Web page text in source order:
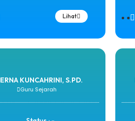
Lihat
ERNA KUNCAHRINI, S.PD.
Guru Sejarah